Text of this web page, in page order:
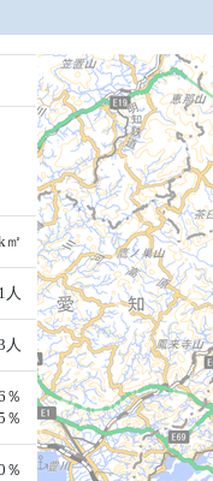
㎡
人
人
％
％
％